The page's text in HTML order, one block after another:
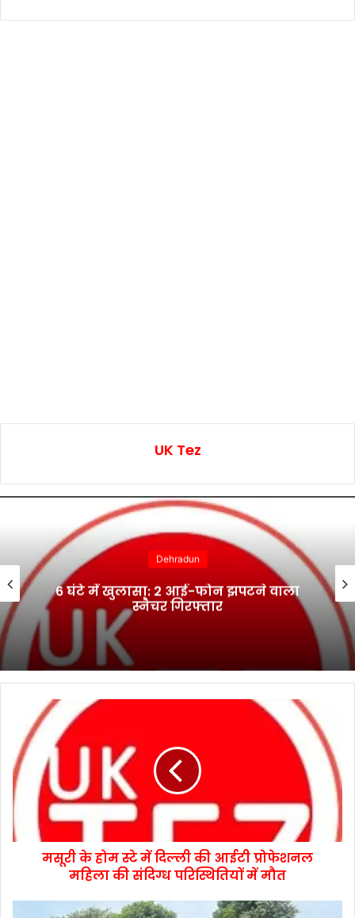
UK Tez
Dehradun
6 घंटे में खुलासा: 2 आई-फोन झपटने वाला
स्नैचर गिरफ्तार
मसूरी के होम स्टे में दिल्ली की आईटी प्रोफेशनल
महिला की संदिग्ध परिस्थितियों में मौत